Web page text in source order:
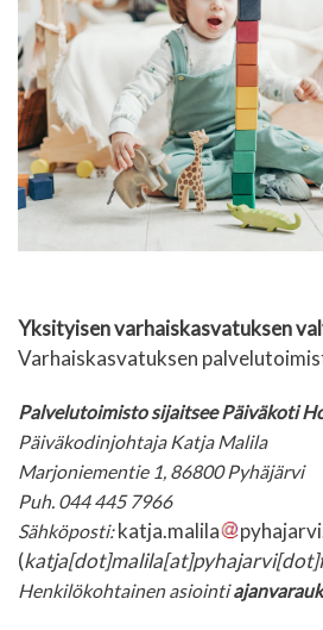
Yksityisen varhaiskasvatuksen
Varhaiskasvatuksen
Palvelutoimisto sijaitsee Päiväkoti
Päiväkodinjohtaja Katja Malila
Marjoniementie 1, 86800 Pyhäjärvi
Puh. 044 445 7966
Sähköposti:katja.malila
(
Henkilökohtainen asiointi